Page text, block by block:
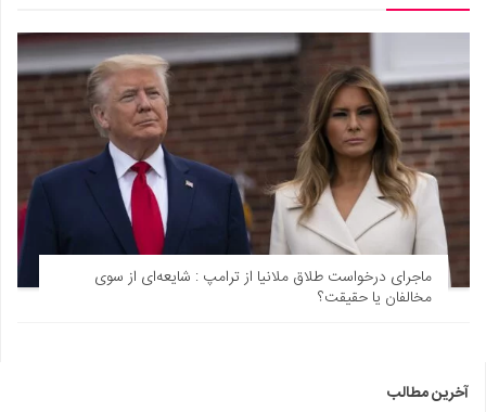
ماجرای درخواست طلاق ملانیا از ترامپ : شایعه‌ای از سوی
مخالفان یا حقیقت؟
آخرین مطالب